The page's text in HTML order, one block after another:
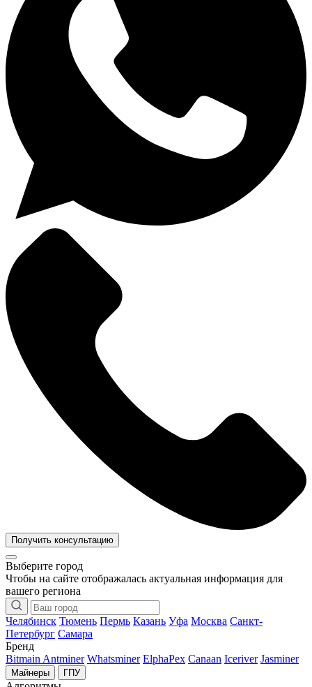
Получить консультацию
Выберите город
Чтобы на сайте отображалась актуальная информация для
вашего региона
Челябинск Тюмень Пермь Казань Уфа Москва Санкт-
Петербург Самара
Бренд
Bitmain Antminer Whatsminer ElphaPex Canaan Iceriver Jasminer
Майнеры ГПУ